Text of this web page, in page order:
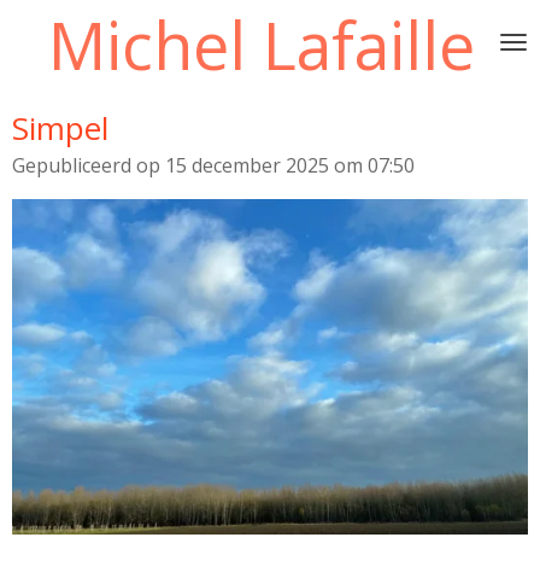
hoofdinhoud
Michel Lafaille
Simpel
Gepubliceerd op 15 december 2025 om 07:50